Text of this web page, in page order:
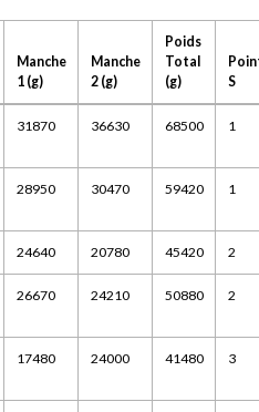
Manche
1 (g)
Manche
2 (g)
Poids
Total
(g)
S
31870 36630 68500 1
28950 30470 59420 1
24640 20780 45420 2
26670 24210 50880 2
17480 24000 41480 3